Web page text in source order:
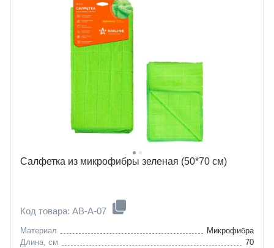
Салфетка из микрофибры зеленая (50*70 см)
Код товара: AB-A-07
Материал
Микрофибра
Длина, см
70